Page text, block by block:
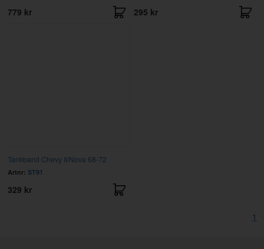
779 kr 295 kr
Tankband Chevy II/Nova 68-72
Artnr: ST91
329 kr
1